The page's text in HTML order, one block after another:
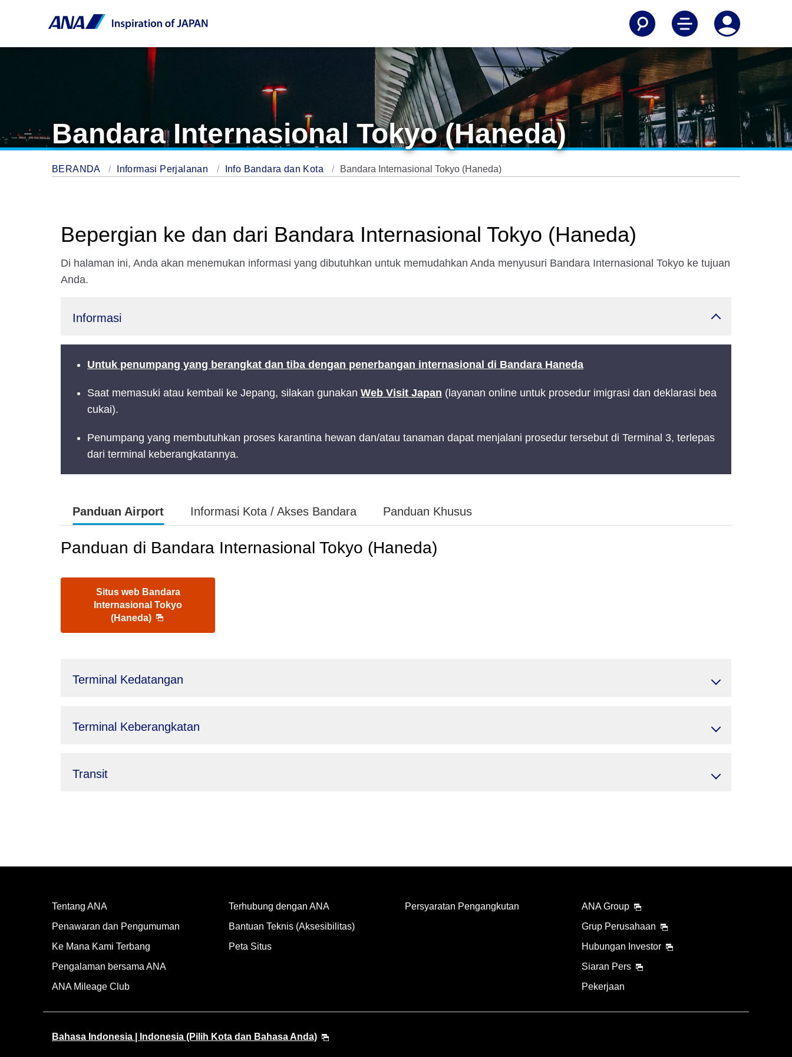
Bandara Internasional Tokyo (Haneda)
BERANDA Informasi Perjalanan Info Bandara dan Kota Bandara Internasional Tokyo (Haneda)
Bepergian ke dan dari Bandara Internasional Tokyo (Haneda)
Di halaman ini, Anda akan menemukan informasi yang dibutuhkan untuk memudahkan Anda menyusuri Bandara Internasional Tokyo ke tujuan
Anda.
Informasi
Untuk penumpang yang berangkat dan tiba dengan penerbangan internasional di Bandara Haneda
Saat memasuki atau kembali ke Jepang, silakan gunakan Web Visit Japan (layanan online untuk prosedur imigrasi dan deklarasi bea
cukai).
Penumpang yang membutuhkan proses karantina hewan dan/atau tanaman dapat menjalani prosedur tersebut di Terminal 3, terlepas
dari terminal keberangkatannya.
Panduan Airport Informasi Kota / Akses Bandara Panduan Khusus
Panduan di Bandara Internasional Tokyo (Haneda)
Situs web Bandara
Internasional Tokyo
(Haneda)
Terminal Kedatangan
Terminal Keberangkatan
Transit
Tentang ANA
Penawaran dan Pengumuman
Ke Mana Kami Terbang
Pengalaman bersama ANA
ANA Mileage Club
Terhubung dengan ANA
Bantuan Teknis (Aksesibilitas)
Peta Situs
Persyaratan Pengangkutan
ANA Group
Grup Perusahaan
Hubungan Investor
Siaran Pers
Pekerjaan
Bahasa Indonesia | Indonesia (Pilih Kota dan Bahasa Anda)